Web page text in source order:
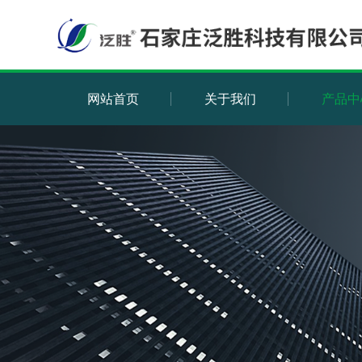
网站首页 关于我们 产品